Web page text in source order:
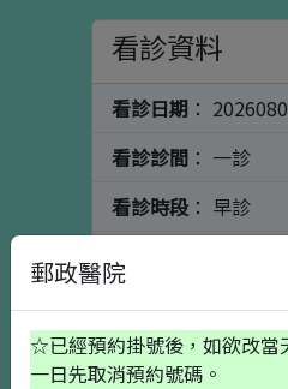
看診資料
看診日期 ：
看診診間 ： 一診
看診時段 ： 早診
看診科別
看診醫師： 骨科
個人資料 初診請按
郵政醫院
☆已經預約掛號後，如欲改當
一日先取消預約號碼。